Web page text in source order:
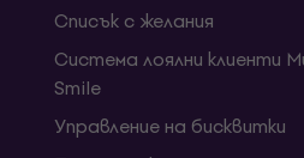
Списък с желания
Система лоялни клиенти
Smile
Управление на бисквитки